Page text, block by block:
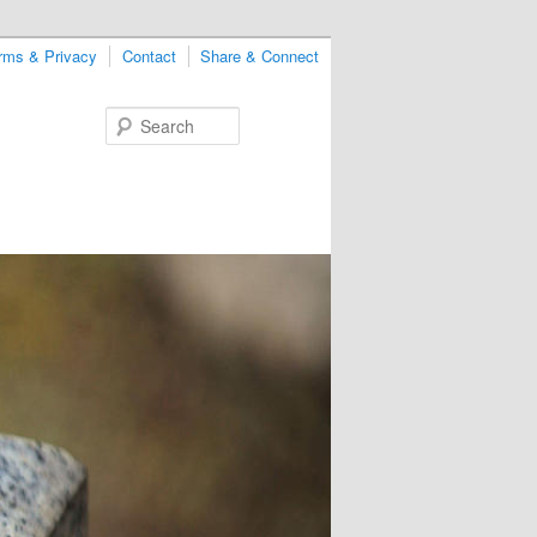
Share & Connect
Contact
& Privacy